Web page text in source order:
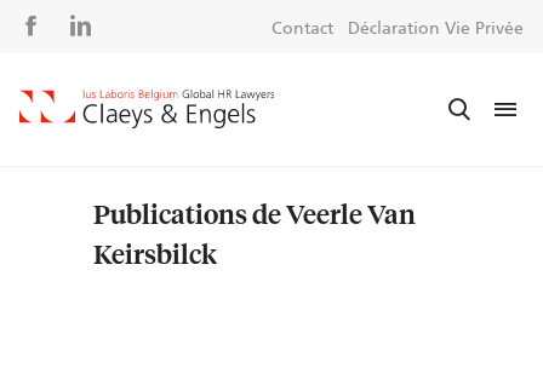
Social
Contact Déclaration Vie Privée
Publications de Veerle Van
Keirsbilck